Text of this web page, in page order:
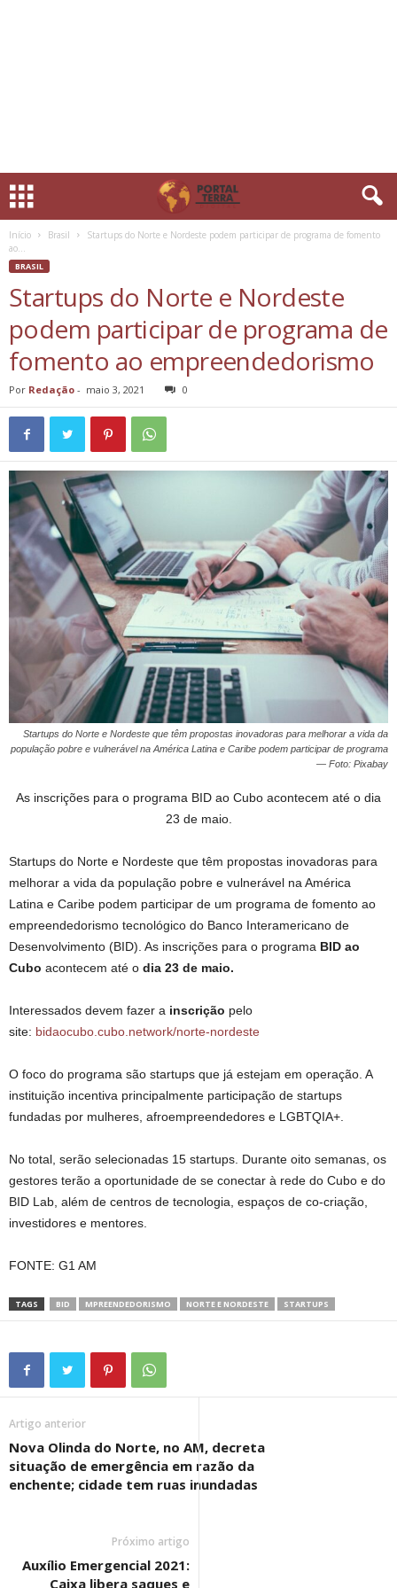
Início Brasil
Startups do Norte e Nordeste podem participar de programa de fomento
ao...
BRASIL
Startups do Norte e Nordeste
podem participar de programa de
fomento ao empreendedorismo
Por Redação - maio 3, 2021 0
Startups do Norte e Nordeste que têm propostas inovadoras para melhorar a vida da
população pobre e vulnerável na América Latina e Caribe podem participar de programa
— Foto: Pixabay
As inscrições para o programa BID ao Cubo acontecem até o dia
23 de maio.
Startups do Norte e Nordeste que têm propostas inovadoras para
melhorar a vida da população pobre e vulnerável na América
Latina e Caribe podem participar de um programa de fomento ao
empreendedorismo tecnológico do Banco Interamericano de
Desenvolvimento (BID). As inscrições para o programa BID ao
Cubo acontecem até o dia 23 de maio.
Interessados devem fazer a inscrição pelo
site: bidaocubo.cubo.network/norte-nordeste
O foco do programa são startups que já estejam em operação. A
instituição incentiva principalmente participação de startups
fundadas por mulheres, afroempreendedores e LGBTQIA+.
No total, serão selecionadas 15 startups. Durante oito semanas, os
gestores terão a oportunidade de se conectar à rede do Cubo e do
BID Lab, além de centros de tecnologia, espaços de co-criação,
investidores e mentores.
FONTE: G1 AM
TAGS BID MPREENDEDORISMO NORTE E NORDESTE STARTUPS
Artigo anterior
Nova Olinda do Norte, no AM, decreta
situação de emergência em razão da
enchente; cidade tem ruas inundadas
Próximo artigo
Auxílio Emergencial 2021:
Caixa libera saques e